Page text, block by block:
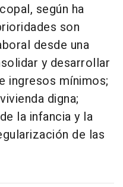
según ha
son
desde una
y desarrollar
ingresos mínimos;
digna;
la infancia y la
de las